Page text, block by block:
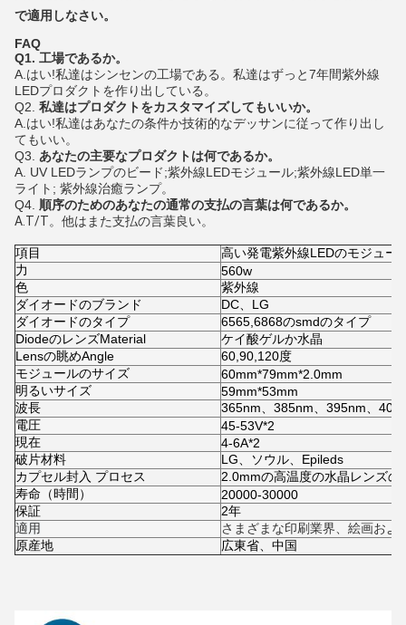
で適用しなさい。
FAQ
Q1. 工場であるか。
A.はい!私達はシンセンの工場である。私達はずっと7年間紫外線
LEDプロダクトを作り出している。
Q2. 私達はプロダクトをカスタマイズしてもいいか。
A.はい!私達はあなたの条件か技術的なデッサンに従って作り出し
てもいい。
Q3. あなたの主要なプロダクトは何であるか。
A. UV LEDランプのビード;紫外線LEDモジュール;紫外線LED単一
ライト; 紫外線治癒ランプ。
Q4. 順序のためのあなたの通常の支払の言葉は何であるか。
A.T/T。他はまた支払の言葉良い。
項目 高い発電紫外線LEDのモジュー
力
560w
色
紫外線
ダイオードのブランド
DC、LG
ダイオードのタイプ
6565,6868のsmdのタイプ
DiodeのレンズMaterial
ケイ酸ゲルか水晶
Lensの眺めAngle
60,90,120度
モジュールのサイズ
60mm*79mm*2.0mm
明るいサイズ
59mm*53mm
波長
365nm、385nm、395nm、
電圧
45-53V*2
現在
4-6A*2
破片材料
LG、ソウル、Epileds
カプセル封入 プロセス
2.0mmの高温度の水晶レンズの
寿命（時間）
20000-30000
保証
2年
適用
さまざまな印刷業界、絵画およ
原産地
広東省、中国